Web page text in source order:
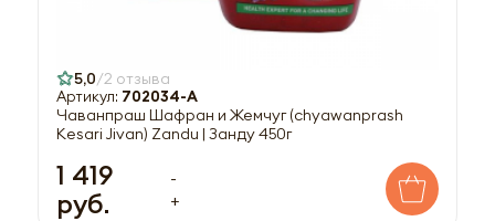
5,0 2 отзыва
Артикул: 702034-A
Чаванпраш Шафран и Жемчуг (chyawanprash
Kesari Jivan) Zandu | Занду 450г
1 419
руб.
-
+